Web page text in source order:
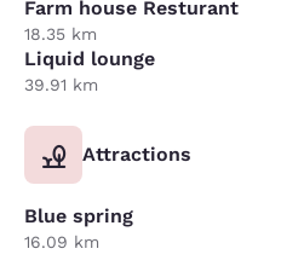
Farm house Resturant
18.35 km
Liquid lounge
39.91 km
Attractions
Blue spring
16.09 km